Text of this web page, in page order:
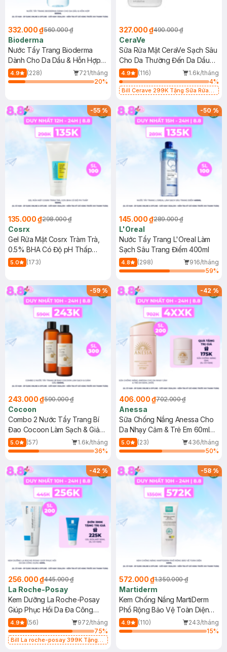
332.000 ₫560.000 ₫
Bioderma
Nước Tẩy Trang Bioderma
Dành Cho Da Dầu & Hỗn Hợp
500ml
4.9 (228)
721/tháng
20%
327.000 ₫490.000 ₫
CeraVe
Sữa Rửa Mặt CeraVe Sạch Sâu
Cho Da Thường Đến Da Dầu
473ml
4.9 (116)
1.6k/tháng
4%
Bill Cerave 299K Tặng Sữa Rửa
-55%
135.000 ₫298.000 ₫
Cosrx
Gel Rửa Mặt Cosrx Tràm Trà,
0.5% BHA Có Độ pH Thấp
150ml
5.0 (173)
-50%
145.000 ₫289.000 ₫
L'Oreal
Nước Tẩy Trang L'Oreal Làm
Sạch Sâu Trang Điểm 400ml
4.8 (298)
916/tháng
59%
-59%
243.000 ₫590.000 ₫
Cocoon
Combo 2 Nước Tẩy Trang Bí
Đao Cocoon Làm Sạch & Giảm
Dầu 500ml
5.0 (57)
1.6k/tháng
36%
-42%
406.000 ₫702.000 ₫
Anessa
Sữa Chống Nắng Anessa Cho
Da Nhạy Cảm & Trẻ Em 60ml
(Mới)
5.0 (23)
436/tháng
50%
-42%
256.000 ₫445.000 ₫
La Roche-Posay
Kem Dưỡng La Roche-Posay
Giúp Phục Hồi Da Đa Công
Dụng 40ml
4.9 (56)
972/tháng
75%
Bill La roche-posay 399K Tặng
-58%
572.000 ₫1.350.000 ₫
Martiderm
Kem Chống Nắng MartiDerm
Phổ Rộng Bảo Vệ Toàn Diện
40ml
4.9 (110)
243/tháng
15%